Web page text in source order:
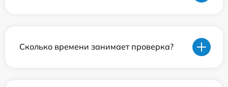
Сколько времени занимает проверка?